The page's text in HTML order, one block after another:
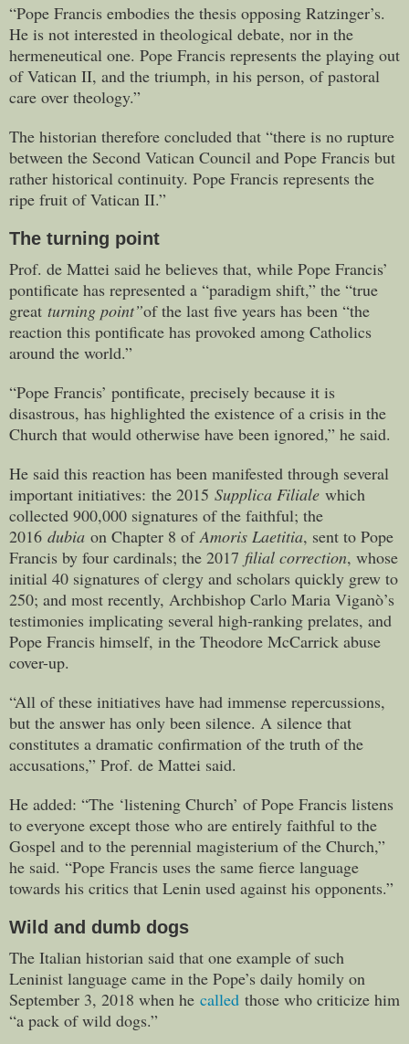
“Pope Francis embodies the thesis opposing Ratzinger’s.
He is not interested in theological debate, nor in the
hermeneutical one. Pope Francis represents the playing out
of Vatican II, and the triumph, in his person, of pastoral
care over theology.”
The historian therefore concluded that “there is no rupture
between the Second Vatican Council and Pope Francis but
rather historical continuity. Pope Francis represents the
ripe fruit of Vatican II.”
The turning point
Prof. de Mattei said he believes that, while Pope Francis’
pontificate has represented a “paradigm shift,” the “true
great turning point”of the last five years has been “the
reaction this pontificate has provoked among Catholics
around the world.”
“Pope Francis’ pontificate, precisely because it is
disastrous, has highlighted the existence of a crisis in the
Church that would otherwise have been ignored,” he said.
He said this reaction has been manifested through several
important initiatives: the 2015 Supplica Filiale which
collected 900,000 signatures of the faithful; the
2016 dubia on Chapter 8 of Amoris Laetitia, sent to Pope
Francis by four cardinals; the 2017 filial correction, whose
initial 40 signatures of clergy and scholars quickly grew to
250; and most recently, Archbishop Carlo Maria Viganò’s
testimonies implicating several high-ranking prelates, and
Pope Francis himself, in the Theodore McCarrick abuse
cover-up.
“All of these initiatives have had immense repercussions,
but the answer has only been silence. A silence that
constitutes a dramatic confirmation of the truth of the
accusations,” Prof. de Mattei said.
He added: “The ‘listening Church’ of Pope Francis listens
to everyone except those who are entirely faithful to the
Gospel and to the perennial magisterium of the Church,”
he said. “Pope Francis uses the same fierce language
towards his critics that Lenin used against his opponents.”
Wild and dumb dogs
The Italian historian said that one example of such
Leninist language came in the Pope’s daily homily on
September 3, 2018 when he called those who criticize him
“a pack of wild dogs.”